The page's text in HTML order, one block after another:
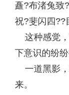
矗?布渚兔致
祝?斐闪四??
这种感觉，
下意识的纷
一道黑影，
来。